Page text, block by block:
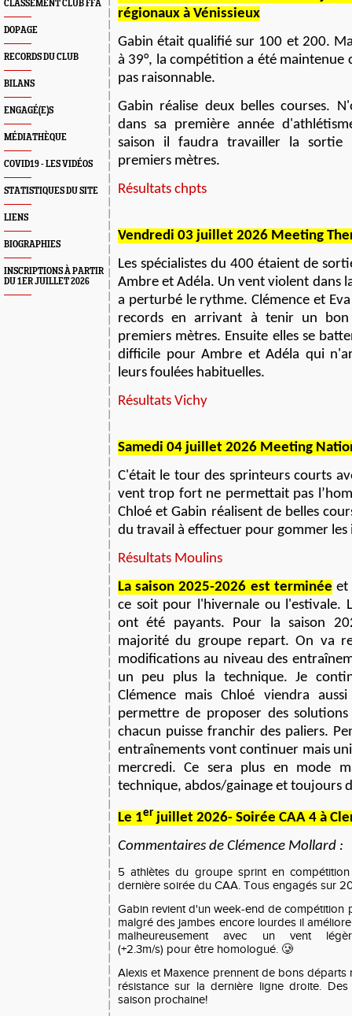
CLASSEMENT CLUB FFA
DOPAGE
RECORDS DU CLUB
BILANS
ENGAGÉ(E)S
MÉDIATHÈQUE
COVID19 - LES VIDÉOS
STATISTIQUES DU SITE
LIENS
BIOGRAPHIES
INSCRIPTIONS À PARTIR
DU 1ER JUILLET 2026
régionaux à Vénissieux
Gabin était qualifié sur 100 et 200.
à 39°, la compétition a été maintenue
pas raisonnable.
Gabin réalise deux belles courses.
dans sa première année
saison il faudra travailler la
premiers mètres.
Résultats chpts
Vendredi 03 juillet 2026 Meeting
Les spécialistes du 400 étaient de
Ambre et Adéla. Un vent violent dans
a perturbé le rythme. Clémence et
records en arrivant à tenir un
premiers mètres. Ensuite elles se
difficile pour Ambre et Adéla qui
leurs foulées habituelles.
Résultats Vichy
Samedi 04 juillet 2026 Meeting
C'était le tour des sprinteurs courts
vent trop fort ne permettait pas
Chloé et Gabin réalisent de belles
du travail à effectuer pour gommer
Résultats Moulins
La saison 2025-2026 est terminée et
ce soit pour l'hivernale ou l'estivale.
ont été payants. Pour la saison
majorité du groupe repart. On va
modifications au niveau des entraî
un peu plus la technique. Je
Clémence mais Chloé viendra
permettre de proposer des
chacun puisse franchir des paliers.
entraînements vont continuer mais
mercredi. Ce sera plus en mode
technique, abdos/gainage et toujours
Le 1er juillet 2026- Soirée CAA 4 à
Commentaires de Clémence Mollard :
5 athlètes du groupe sprint en
dernière soirée du CAA. Tous engagés sur
Gabin revient d'un week-end de compétition
malgré des jambes encore lourdes il
malheureusement avec un vent
(+2.3m/s) pour être homologué. 🥲
Alexis et Maxence prennent de bons départs
résistance sur la dernière ligne droite.
saison prochaine!